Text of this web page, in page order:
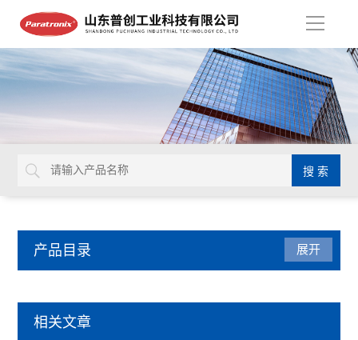
导
产品目录
雾度计
展开
相关文章